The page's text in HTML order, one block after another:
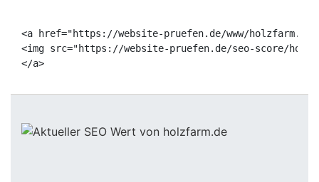
<a href="https://website-pruefen.de/www/
<img src="https://website-pruefen.de/seo-score/